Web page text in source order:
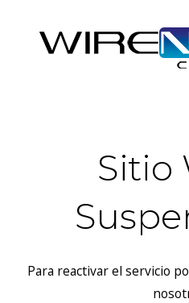
Sitio
Para reactivar el servicio